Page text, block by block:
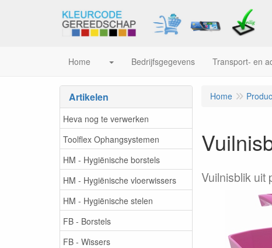
Home Bedrijfsgegevens Transport- en
Artikelen
Heva nog te verwerken
Toolflex Ophangsystemen
HM - Hygiënische borstels
HM - Hygiënische vloerwissers
HM - Hygiënische stelen
FB - Borstels
FB - Wissers
Home
Vuilnisblik uit